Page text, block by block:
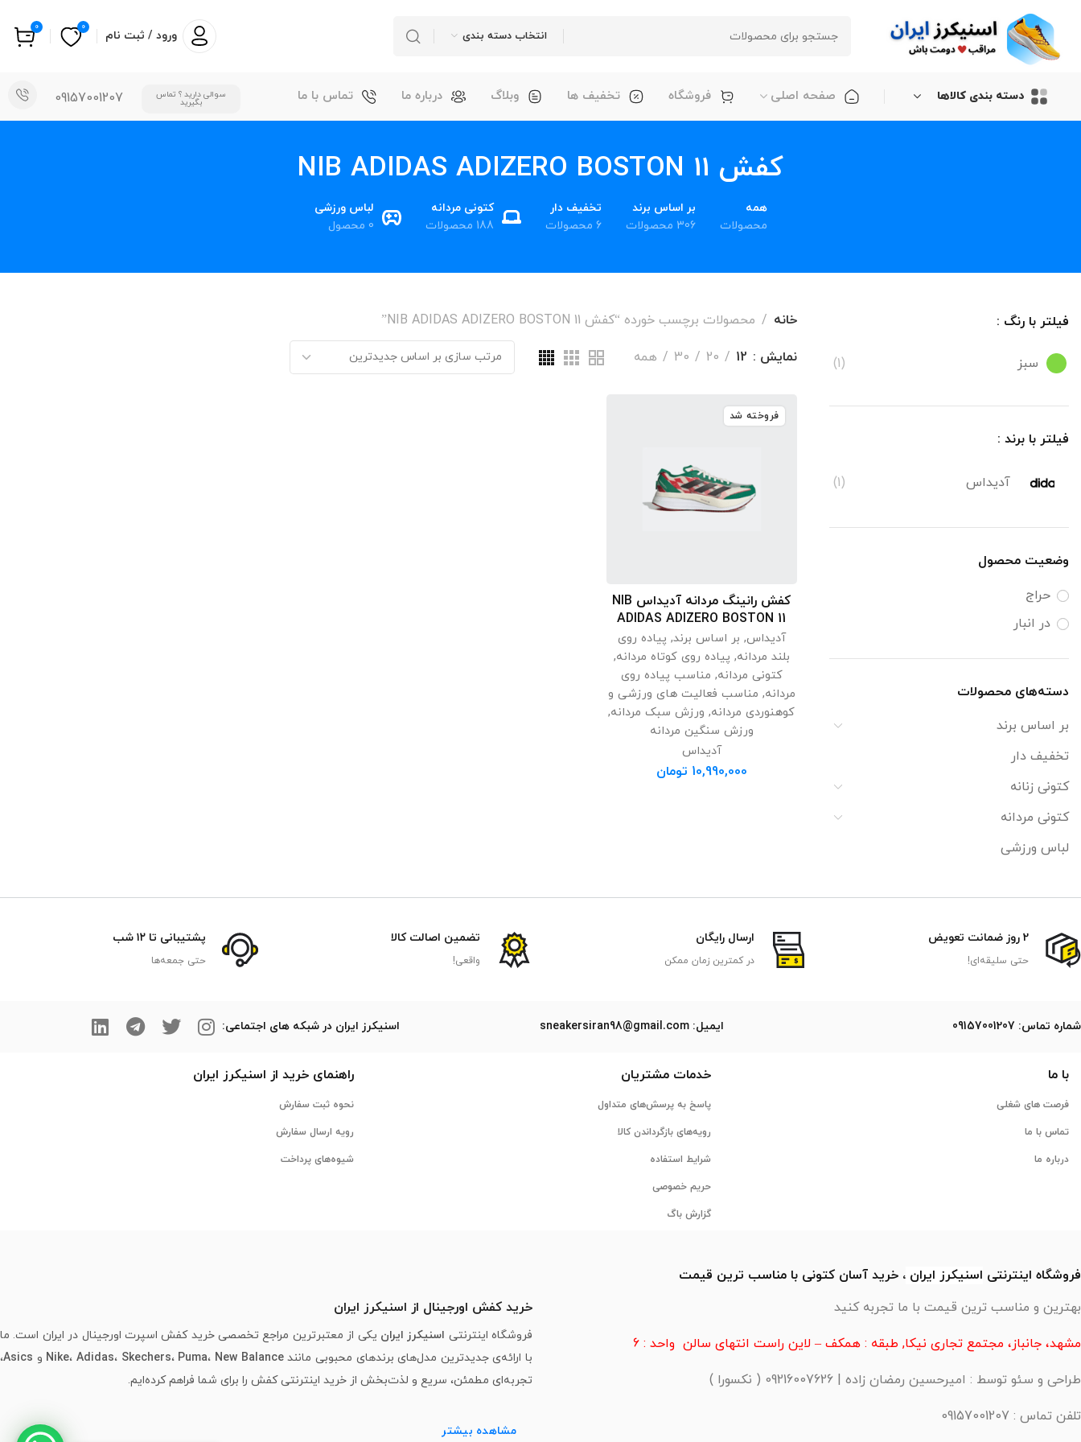
انتخاب دسته بندی ورود / ثبت نام
0
0
دسته بندی کالاها صفحه اصلی فروشگاه تخفیف ها وبلاگ درباره ما تماس با ما سوالی دارید ؟ تماس
بگیرید 09157001207
کفش NIB ADIDAS ADIZERO BOSTON 11
همه
محصولات
بر اساس برند
306 محصولات
تخفیف دار
6 محصولات
کتونی مردانه
188 محصولات
لباس ورزشی
0 محصول
فیلتر با رنگ :
سبز (1)
فیلتر با برند :
آدیداس (1)
وضعیت محصول
حراج
در انبار
دسته‌های محصولات
بر اساس برند
تخفیف دار
کتونی زنانه
کتونی مردانه
لباس ورزشی
خانه محصولات برچسب خورده “کفش NIB ADIDAS ADIZERO BOSTON 11”
نمایش 12
20
30 همه
فروخته شد
انتخاب گزینه ها
کفش رانینگ مردانه آدیداس NIB
ADIDAS ADIZERO BOSTON 11
آدیداس, بر اساس برند, پیاده روی
بلند مردانه, پیاده روی کوتاه مردانه,
کتونی مردانه, مناسب پیاده روی
مردانه, مناسب فعالیت های ورزشی و
کوهنوردی مردانه, ورزش سبک مردانه,
ورزش سنگین مردانه
آدیداس
10,990,000 تومان
2 روز ضمانت تعویض
حتی سلیقه‌ای!
ارسال رایگان
در کمترین زمان ممکن
تضمین اصالت کالا
واقعی!
پشتیبانی تا ۱۲ شب
حتی جمعه‌ها
ﺷﻤﺎره ﺗﻤﺎس: 09157001207 ایمیل: sneakersiran98@gmail.com اسنیکرز ایران در شبکه های اجتماعی:
با ما
فرصت های شغلی
تماس با ما
درباره ما
خدمات مشتریان
پاسخ به پرسش‌های متداول
رویه‌های بازگرداندن کالا
شرایط استفاده
حریم خصوصی
گزارش باگ
راهنمای خرید از اسنیکرز ایران
نحوه ثبت سفارش
رویه ارسال سفارش
شیوه‌های پرداخت
فروشگاه اینترنتی اسنیکرز ایران ، خرید آسان کتونی با مناسب ترین قیمت
بهترین و مناسب ترین قیمت با ما تجربه کنید
مشهد، جانباز، مجتمع تجاری نیکا, طبقه : همکف – لاین راست انتهای سالن واحد : 6
طراحی و سئو توسط : امیرحسین رمضان زاده | 09216007626 ( نکسورا )
تلفن تماس : 09157001207
خرید کفش اورجینال از اسنیکرز ایران
فروشگاه اینترنتی اسنیکرز ایران یکی از معتبرترین مراجع تخصصی خرید کفش اسپرت اورجینال در ایران است. ما
با ارائه‌ی جدیدترین مدل‌های برندهای محبوبی مانند
Nike، Adidas، Skechers، Puma، New Balance و Asics،
تجربه‌ای مطمئن، سریع و لذت‌بخش از خرید اینترنتی کفش را برای شما فراهم کرده‌ایم.
مشاهده بیشتر